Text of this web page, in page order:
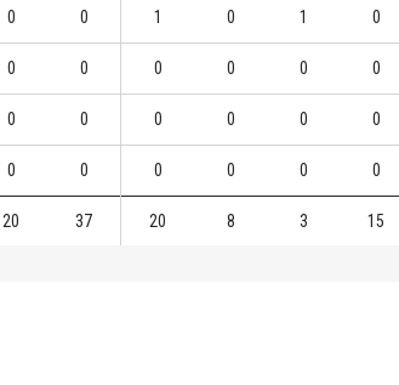
0 0 1 0 1 0
0 0 0 0 0 0
0 0 0 0 0 0
0 0 0 0 0 0
20 37 20 8 3 15